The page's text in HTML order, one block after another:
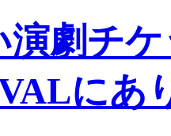
演劇チ
にあ